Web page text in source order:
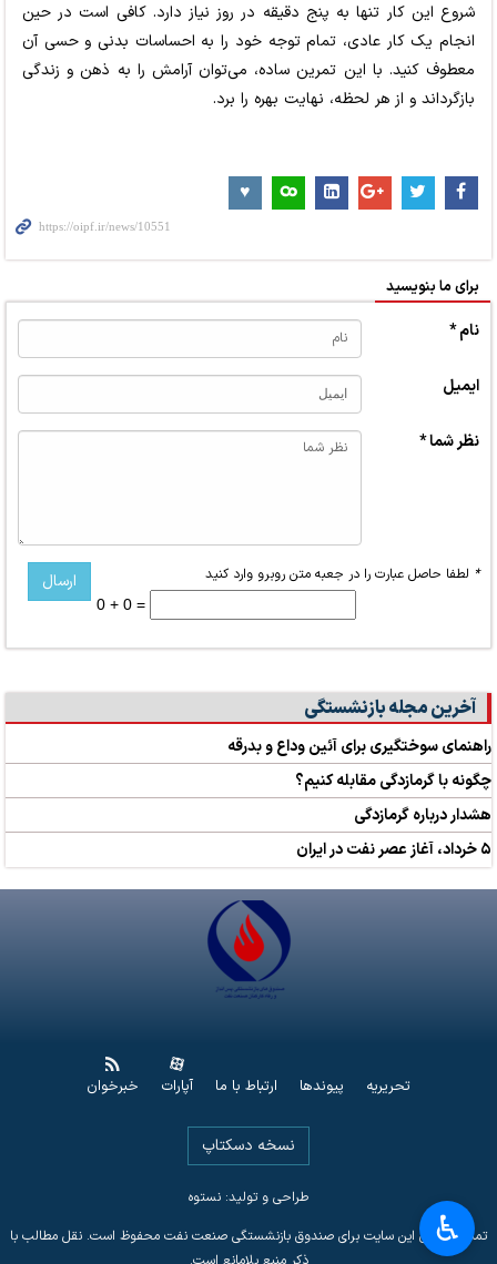
شروع این کار تنها به پنج دقیقه در روز نیاز دارد. کافی است در حین
انجام یک کار عادی، تمام توجه خود را به احساسات بدنی و حسی آن
معطوف کنید. با این تمرین ساده، می‌توان آرامش را به ذهن و زندگی
بازگرداند و از هر لحظه، نهایت بهره را برد.
برای ما بنویسید
نام *
ایمیل
نظر شما *
* لطفا حاصل عبارت را در جعبه متن روبرو وارد کنید
0 + 0 =
آخرین مجله بازنشستگی
راهنمای سوختگیری برای آئین وداع و بدرقه
چگونه با گرمازدگی مقابله کنیم؟
هشدار درباره گرمازدگی
۵ خرداد، آغاز عصر نفت در ایران
تحریریه پیوندها ارتباط با ما آپارات خبرخوان
نسخه دسکتاپ
طراحی و تولید: نستوه
تمامی حقوق این سایت برای صندوق بازنشستگی صنعت نفت محفوظ است. نقل مطالب با
♿︎